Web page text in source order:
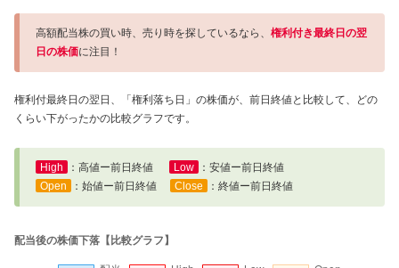
高額配当株の買い時、売り時を探しているなら、 権利付き最終日の翌
日の株価に注目！
権利付最終日の翌日、「権利落ち日」の株価が、前日終値と比較して、どの
くらい下がったかの比較グラフです。
High ：高値ー前日終値 Low
：安値ー前日終値
Open
：始値ー前日終値 Close ：終値ー前日終値